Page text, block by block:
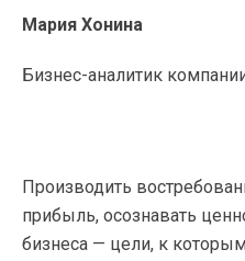
Мария Хонина
Бизнес-аналитик
Производить
прибыль, осознавать
бизнеса — цели, к